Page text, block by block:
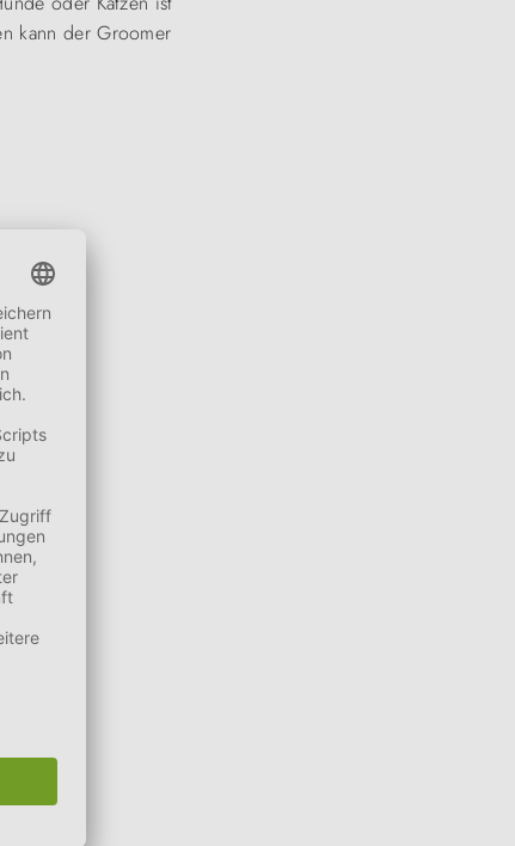
kann der Groomer